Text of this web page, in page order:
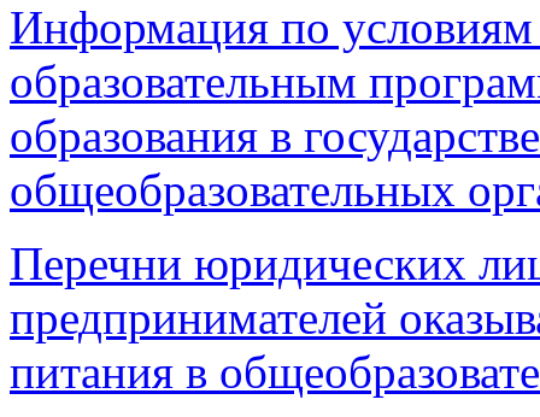
Информация по
образовательным
образования в
общеобразовательных
Перечни юридических
предпринимателей
питания в